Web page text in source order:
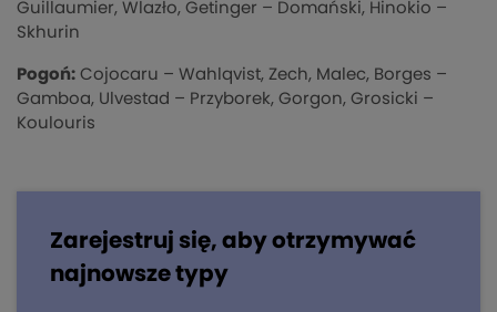
Guillaumier, Wlazło, Getinger – Domański, Hinokio –
Skhurin
Pogoń: Cojocaru – Wahlqvist, Zech, Malec, Borges –
Gamboa, Ulvestad – Przyborek, Gorgon, Grosicki –
Koulouris
Zarejestruj się, aby otrzymywać
najnowsze typy